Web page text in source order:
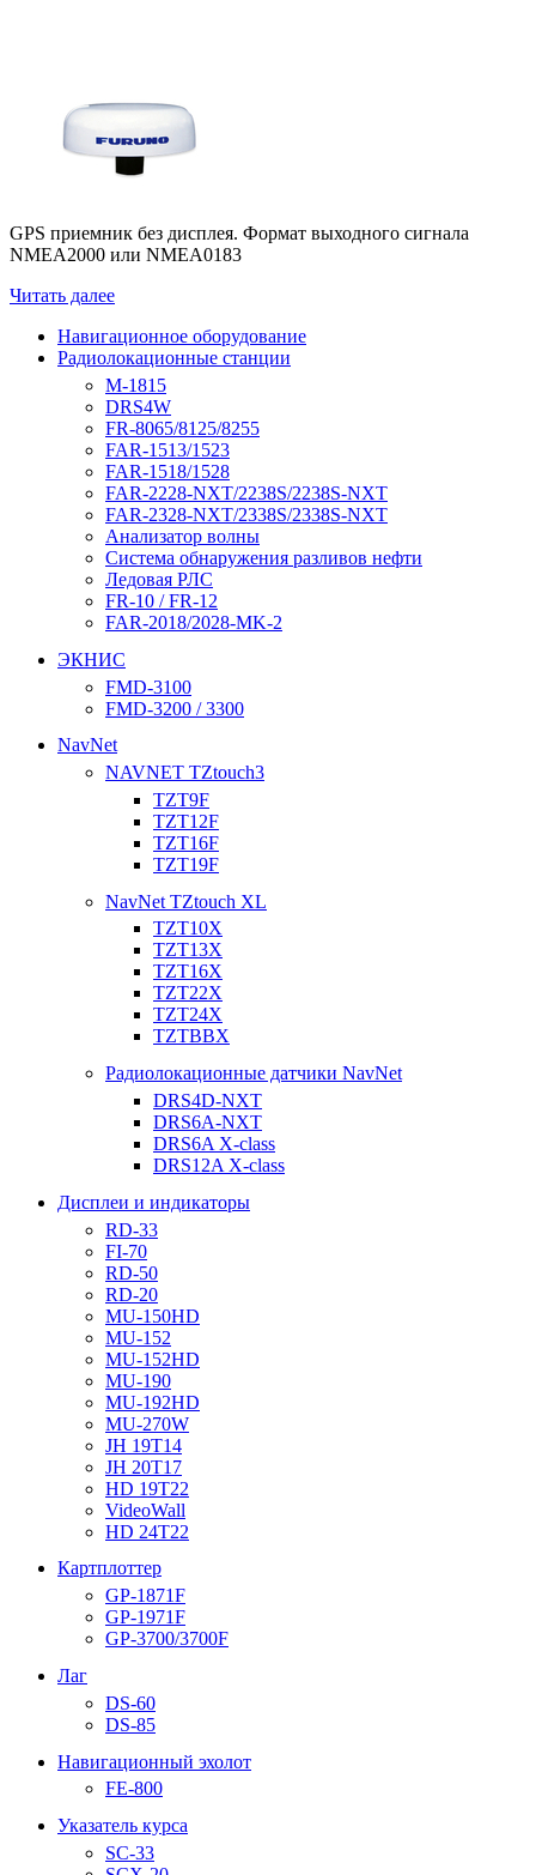
GPS приемник без дисплея. Формат выходного сигнала
NMEA2000 или NMEA0183
Читать далее
Навигационное оборудование
Радиолокационные станции
M-1815
DRS4W
FR-8065/8125/8255
FAR-1513/1523
FAR-1518/1528
FAR-2228-NXT/2238S/2238S-NXT
FAR-2328-NXT/2338S/2338S-NXT
Анализатор волны
Система обнаружения разливов нефти
Ледовая РЛС
FR-10 / FR-12
FAR-2018/2028-MK-2
ЭКНИС
FMD-3100
FMD-3200 / 3300
NavNet
NAVNET TZtouch3
TZT9F
TZT12F
TZT16F
TZT19F
NavNet TZtouch XL
TZT10X
TZT13X
TZT16X
TZT22X
TZT24X
TZTBBX
Радиолокационные датчики NavNet
DRS4D-NXT
DRS6A-NXT
DRS6A X-class
DRS12A X-class
Дисплеи и индикаторы
RD-33
FI-70
RD-50
RD-20
MU-150HD
MU-152
MU-152HD
MU-190
MU-192HD
MU-270W
JH 19T14
JH 20T17
HD 19T22
VideoWall
HD 24T22
Картплоттер
GP-1871F
GP-1971F
GP-3700/3700F
Лаг
DS-60
DS-85
Навигационный эхолот
FE-800
Указатель курса
SC-33